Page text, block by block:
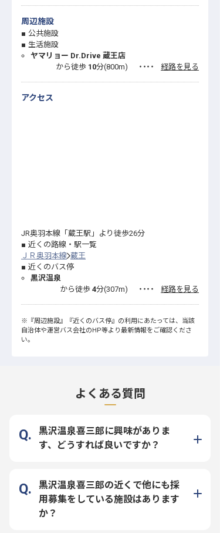
周辺施設
公共施設
生活施設
ヤマリョー Dr.Drive 蔵王店
から徒歩 10分(800m) ・・・・ 経路を見る
アクセス
JR奥羽本線「蔵王駅」より徒歩26分
近くの路線・駅一覧
ＪＲ奥羽本線 蔵王
近くのバス停
黒沢温泉
から徒歩 4分(307m) ・・・・ 経路を見る
※ 『周辺施設』 『近くのバス停』 の利用にあたっては、当該
自治体や運営バス会社のHP等より最新情報をご確認くださ
い。
よくある質問
黒沢温泉喜三郎に興味がありま
す、どうすれば良いですか？
黒沢温泉喜三郎の近くで他にも採
用募集をしている施設はあります
か？